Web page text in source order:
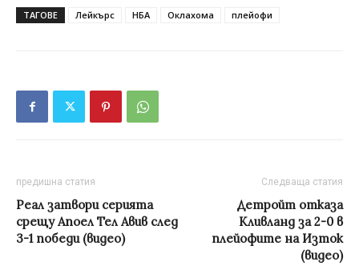
ТАГОВЕ Лейкърс НБА Оклахома плейофи
предишна статия
Реал затвори серията
срещу Апоел Тел Авив след
3-1 победи (видео)
Следваща статия
Детройт отказа
Кливланд за 2-0 в
плейофите на Изток
(видео)